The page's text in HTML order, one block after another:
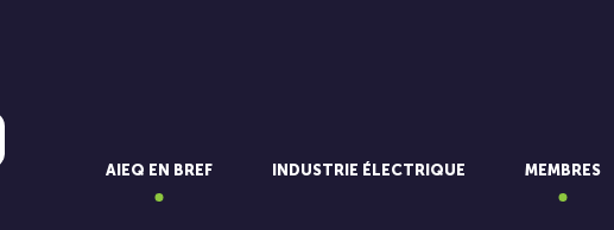
AIEQ EN BREF INDUSTRIE ÉLECTRIQUE MEMBRES